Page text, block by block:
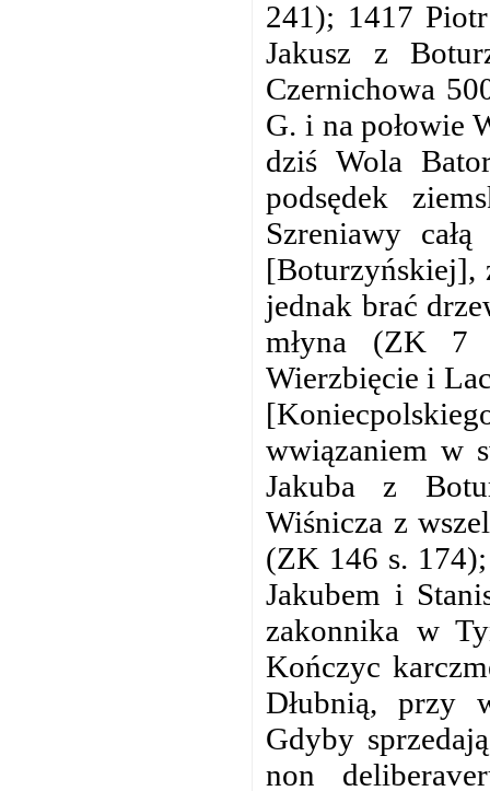
241); 1417
Jakusz z
Czernichowa
G. i na połowie
dziś Wola
podsędek
Szreniawy
[Boturzyńskiej],
jednak brać
młyna (ZK 7
Wierzbięcie i
wwiązaniem w
Jakuba z
Wiśnicza z
(ZK 146 s.
Jakubem i
zakonnika w
Kończyc
Dłubnią, przy
Gdyby
non